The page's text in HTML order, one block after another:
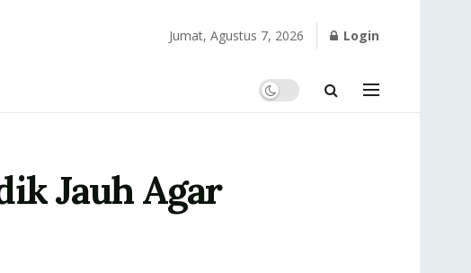
Jumat, Agustus 7, 2026 Login
Jauh Agar